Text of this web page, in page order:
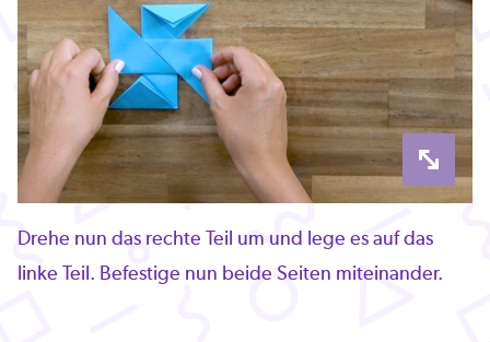
Drehe nun das rechte Teil um und lege es auf das
linke Teil. Befestige nun beide Seiten miteinander.